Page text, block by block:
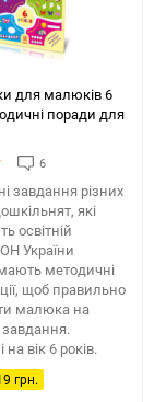
для малюків 6
поради для
6
завдання різних
які
освітній
України
методичні
щоб правильно
малюка на
на вік 6 років.
грн.